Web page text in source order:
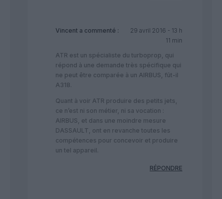
Vincent a commenté :
29 avril 2016 - 13 h
11 min
ATR est un spécialiste du turboprop, qui
répond à une demande très spécifique qui
ne peut être comparée à un AIRBUS, fût-il
A318.
Quant à voir ATR produire des petits jets,
ce n’est ni son métier, ni sa vocation :
AIRBUS, et dans une moindre mesure
DASSAULT, ont en revanche toutes les
compétences pour concevoir et produire
un tel appareil.
RÉPONDRE